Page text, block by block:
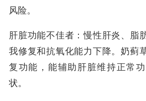
风险。
肝脏功能不佳者：慢性肝炎、脂
我修复和抗氧化能力下降。奶蓟
复功能，能辅助肝脏维持正常
状。